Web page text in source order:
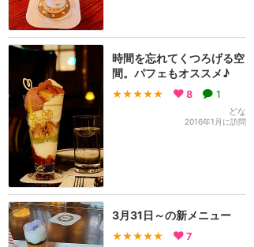
時間を忘れてくつろげる空
間。パフェもオススメ♪
★★★★★ 8 1
どな
2016年1月に訪問
3月31日～の新メニュー
★★★★★ 7